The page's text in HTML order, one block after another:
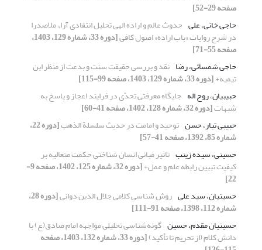
صفحه 29-52]
حاجی خانی، علی حدوث عالم و اراده الهی تحلیل انتقادی آراء ملاصدرا
در شرح روایات «باب اراده» اصول کافی [دوره 33، شماره 129، 1403،
صفحه 55-71]
حاجی شمسائی، رضا نقد و بررسی حقیقت سنت و بدعت از منظر ابن
تیمیه+[دوره 33، شماره 129، 1403، صفحه 99-115]
حبیبیان، روح اله جایگاه معرفتی تحدّی در فرایند اعجاز و پاسخ به
شبهات[دوره 32، شماره 128، 1402، صفحه 41-60]
حبیبی تبار، حسن توحید و امامت در حدیث سلسلة الذهب [دوره 22،
شماره 85، 1392، صفحه 41-57]
حسینی، سیده زینب تاثیر مبانی انسان شناختی حکمت متعالیه بر
کیفیت تبیین رابطه علم و عمل+ [دوره 32، شماره 125، 1402، صفحه 9-
22]
حسینیان، سید علی روش شناسی کلامی جلال الدین دوانی [دوره 28،
شماره 112، 1398، صفحه 91-111]
حسینیان مقدم، حسین گونه‌شناسی تحلیلی مواجهه امام صادق(ع) با
دانش کلام (از تحریم تا تأکید) [دوره 33، شماره 132، 1403، صفحه